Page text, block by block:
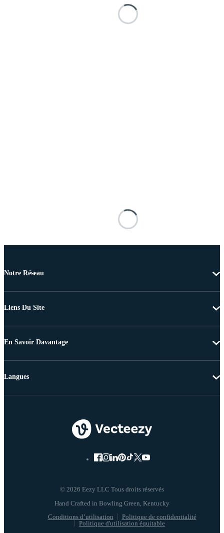
Notre Réseau
Liens Du Site
En Savoir Davantage
© 2026 Eezy LLC Tous droits réservés
Conditions d’utilisation
Politique de confidentialité
Politique d'utilisation équitable
Langues